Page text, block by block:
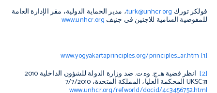
فولكر تورك turk@unhcr.org، مدير الحماية الدولية، مقر الإدارة العامة
للمفوضية السامية للاجئين في جنيف www.unhcr.org
[1]
www.yogyakartaprinciples.org/principles_ar.htm
[2] انظر قضية هـ.ج. وه.ت. ضد وزارة الدولة للشؤون الداخلية 2010
UKSC31 المحكمة العليا، المملكة المتحدة، 7/7/2010
www.unhcr.org/refworld/docid/4c3456752.html